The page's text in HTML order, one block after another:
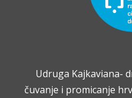
Udruga Kajkaviana-
čuvanje i promicanje